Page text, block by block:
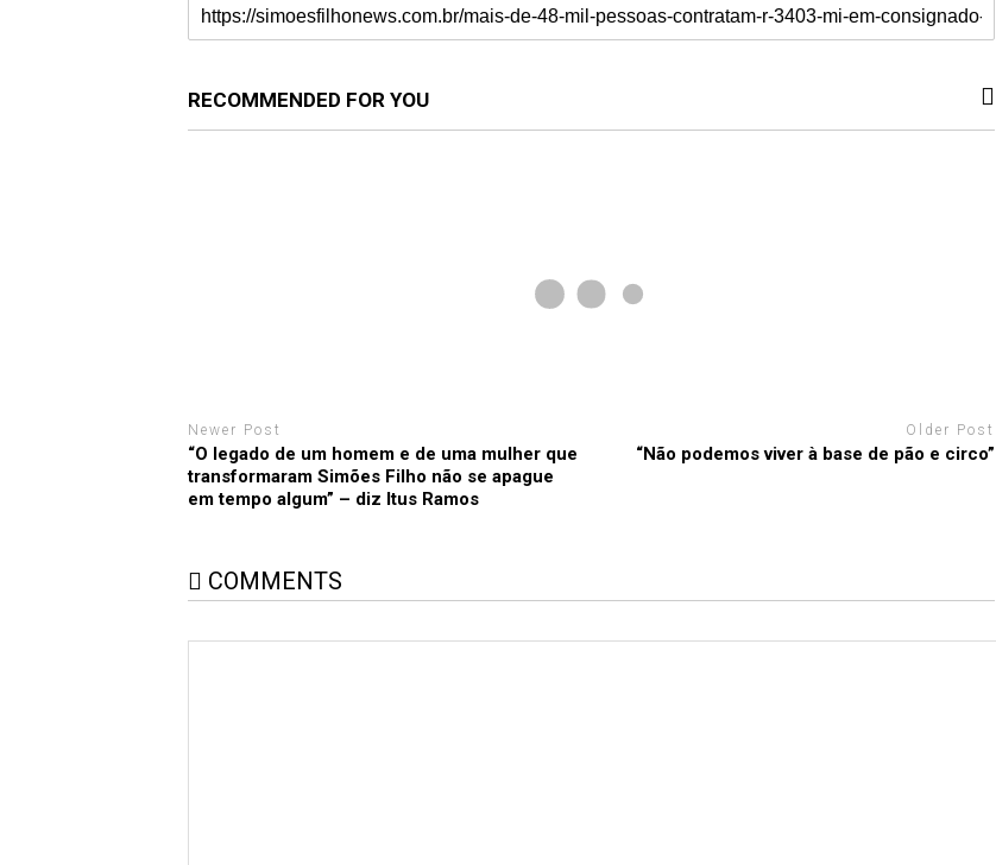
RECOMMENDED FOR YOU
Newer Post
“O legado de um homem e de uma mulher que
transformaram Simões Filho não se apague
em tempo algum” – diz Itus Ramos
Older Post
“Não podemos viver à base de pão e circo”
COMMENTS